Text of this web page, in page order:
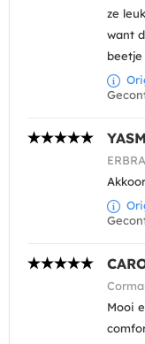
ze
want
beetje
Mooi